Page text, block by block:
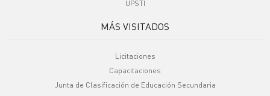
UPSTI
MÁS VISITADOS
Licitaciones
Capacitaciones
Junta de Clasificación de Educación Secundaria